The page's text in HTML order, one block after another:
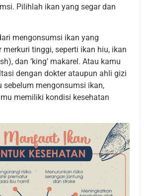
Pilihlah ikan yang segar dan
mengonsumsi ikan yang
merkuri tinggi, seperti ikan hiu, ikan
dan ‘king’ makarel. Atau kamu
dengan dokter ataupun ahli gizi
sebelum mengonsumsi ikan,
memiliki kondisi kesehatan